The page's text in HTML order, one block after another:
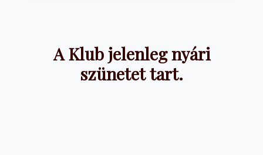
A Klub jelenleg nyári
szünetet tart.